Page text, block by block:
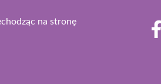
na stronę